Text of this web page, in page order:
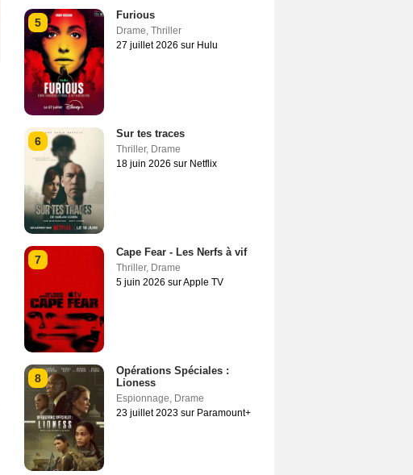
5
Furious
Drame, Thriller
27 juillet 2026 sur Hulu
6
Sur tes traces
Thriller, Drame
18 juin 2026 sur Netflix
7
Cape Fear - Les Nerfs à vif
Thriller, Drame
5 juin 2026 sur Apple TV
8
Opérations Spéciales :
Lioness
Espionnage, Drame
23 juillet 2023 sur Paramount+